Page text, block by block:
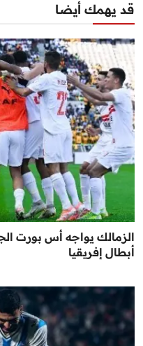
قد يهمك أيضا
الزمالك يواجه أس بورت
أبطال إفريقيا